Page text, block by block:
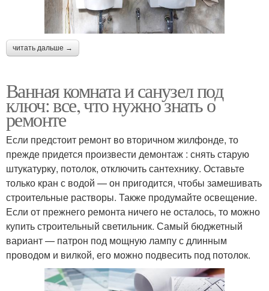
читать дальше →
Ванная комната и санузел под
ключ: все, что нужно знать о
ремонте
Если предстоит ремонт во вторичном жилфонде, то
прежде придется произвести демонтаж : снять старую
штукатурку, потолок, отключить сантехнику. Оставьте
только кран с водой — он пригодится, чтобы замешивать
строительные растворы. Также продумайте освещение.
Если от прежнего ремонта ничего не осталось, то можно
купить строительный светильник. Самый бюджетный
вариант — патрон под мощную лампу с длинным
проводом и вилкой, его можно подвесить под потолок.